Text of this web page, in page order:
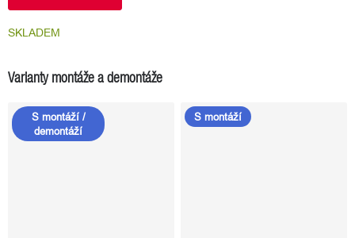
SKLADEM
Varianty montáže a demontáže
S montáží /
demontáží
S montáží